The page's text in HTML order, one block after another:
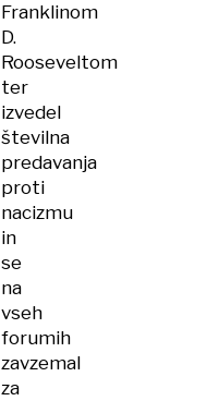
Franklinom
D.
Rooseveltom
ter
izvedel
številna
predavanja
proti
nacizmu
in
se
na
vseh
forumih
zavzemal
za